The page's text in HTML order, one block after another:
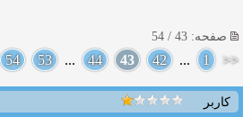
صفحه: 43 / 54
<<
1
...
42
43
44
...
53
54
کاربر